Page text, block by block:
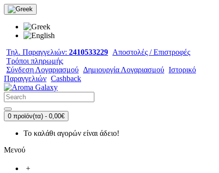
Τηλ. Παραγγελιών: 2410533229 Αποστολές / Επιστροφές
Τρόποι πληρωμής
Σύνδεση Λογαριασμού Δημιουργία Λογαριασμού Ιστορικό
Παραγγελιών Cashback
0 προϊόν(τα) - 0,00€
Το καλάθι αγορών είναι άδειο!
Μενού
+